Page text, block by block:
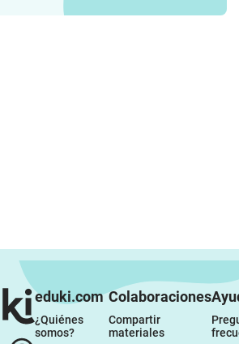
eduki.com
¿Quiénes
somos?
Colaboraciones
Compartir
materiales